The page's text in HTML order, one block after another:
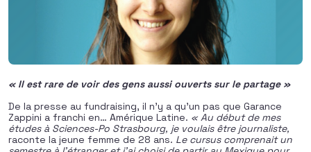
« Il est rare de voir des gens aussi ouverts sur le partage »
De la presse au fundraising, il n’y a qu’un pas que Garance
Zappini a franchi en… Amérique Latine. « Au début de mes
études à Sciences-Po Strasbourg, je voulais être journaliste,
raconte la jeune femme de 28 ans. Le cursus comprenait un